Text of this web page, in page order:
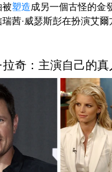
被塑造成另一個古怪的金
茜·威瑟斯彭在扮演艾爾
拉奇：主演自己的真